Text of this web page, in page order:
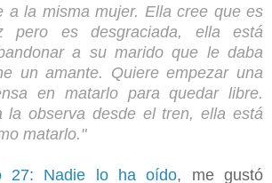
a la misma mujer. Ella cree que es
pero es desgraciada, ella está
a su marido que le daba
un amante. Quiere empezar una
en matarlo para quedar libre.
la observa desde el tren, ella está
matarlo."
27: Nadie lo ha oído, me gustó